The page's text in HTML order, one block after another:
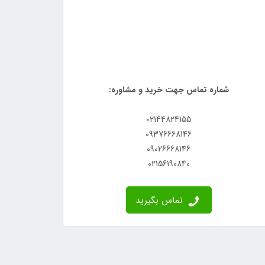
شماره تماس جهت خرید و مشاوره:
02144824155
09376668146
09026668146
02156190840
تماس بگیرید